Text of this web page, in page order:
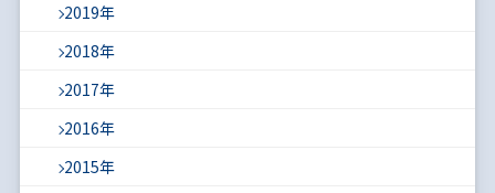
2019年
2018年
2017年
2016年
2015年